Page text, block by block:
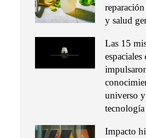
y salud
Las 15
espaciales
universo
tecnología
Impacto